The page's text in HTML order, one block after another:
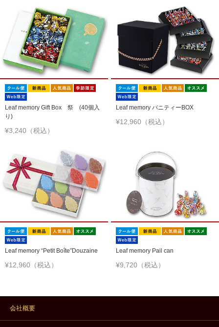
Leaf memory Gift Box 祭 (40個入
り)
¥3,240（税込）
Leaf memory バニティーBOX
¥12,960（税込）
Leaf memory “Petit Boîte”Douzaine
¥12,960（税込）
Leaf memory Pail can
¥9,720（税込）
会社概要